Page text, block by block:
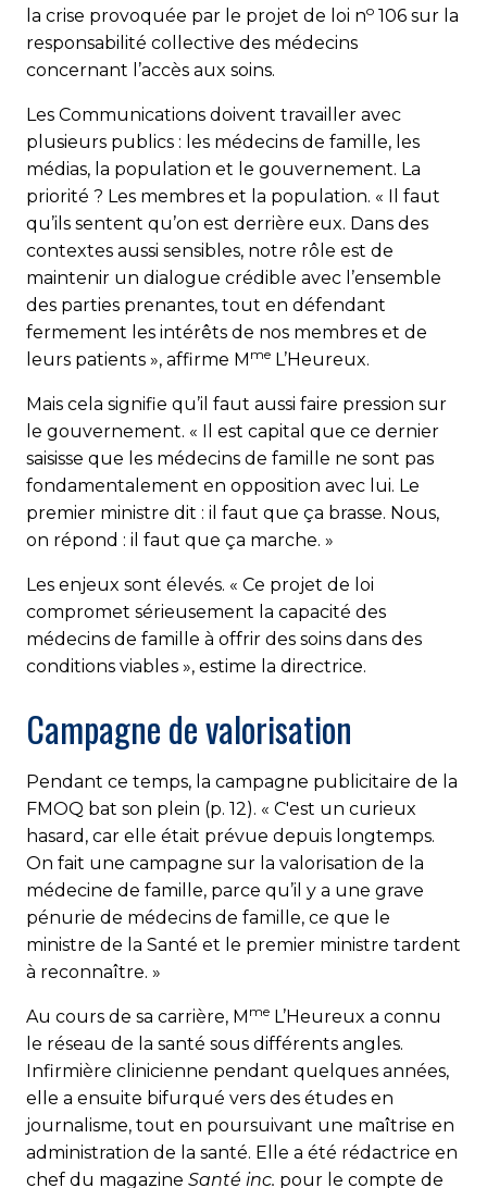
la crise provoquée par le projet de loi no 106 sur la
responsabilité collective des médecins
concernant l’accès aux soins.
Les Communications doivent travailler avec
plusieurs publics : les médecins de famille, les
médias, la population et le gouvernement. La
priorité ? Les membres et la population. « Il faut
qu’ils sentent qu’on est derrière eux. Dans des
contextes aussi sensibles, notre rôle est de
maintenir un dialogue crédible avec l’ensemble
des parties prenantes, tout en défendant
fermement les intérêts de nos membres et de
leurs patients », affirme M me L’Heureux.
Mais cela signifie qu’il faut aussi faire pression sur
le gouvernement. « Il est capital que ce dernier
saisisse que les médecins de famille ne sont pas
fondamentalement en opposition avec lui. Le
premier ministre dit : il faut que ça brasse. Nous,
on répond : il faut que ça marche. »
Les enjeux sont élevés. « Ce projet de loi
compromet sérieusement la capacité des
médecins de famille à offrir des soins dans des
conditions viables », estime la directrice.
Campagne de valorisation
Pendant ce temps, la campagne publicitaire de la
FMOQ bat son plein (p. 12). « C'est un curieux
hasard, car elle était prévue depuis longtemps.
On fait une campagne sur la valorisation de la
médecine de famille, parce qu’il y a une grave
pénurie de médecins de famille, ce que le
ministre de la Santé et le premier ministre tardent
à reconnaître. »
Au cours de sa carrière, M me L’Heureux a connu
le réseau de la santé sous différents angles.
Infirmière clinicienne pendant quelques années,
elle a ensuite bifurqué vers des études en
journalisme, tout en poursuivant une maîtrise en
administration de la santé. Elle a été rédactrice en
chef du magazine Santé inc. pour le compte de